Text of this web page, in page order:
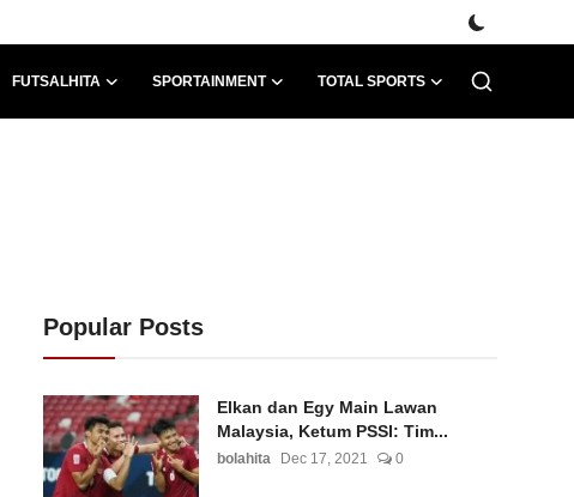
FUTSALHITA SPORTAINMENT TOTAL SPORTS
Popular Posts
Elkan dan Egy Main Lawan
Malaysia, Ketum PSSI: Tim...
bolahita Dec 17, 2021 0